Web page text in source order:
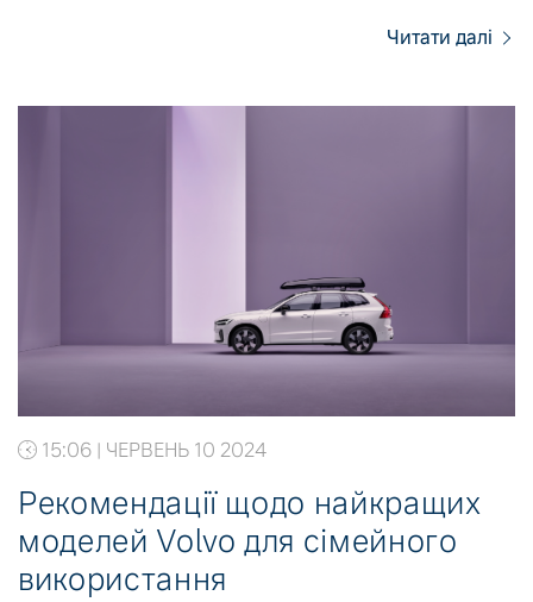
Читати далі
15:06 | ЧЕРВЕНЬ 10 2024
Рекомендації щодо найкращих
моделей Volvo для сімейного
використання